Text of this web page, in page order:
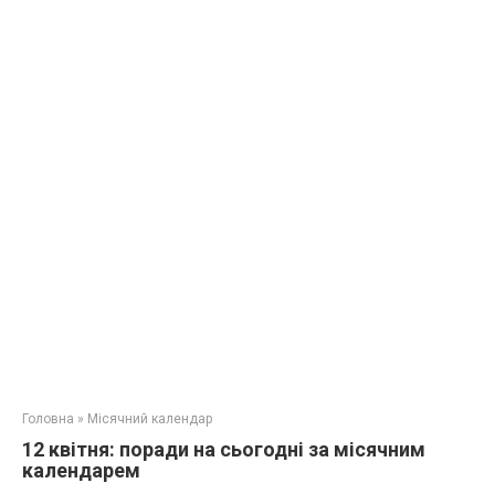
Головна » Місячний календар
12 квітня: поради на сьогодні за місячним
календарем